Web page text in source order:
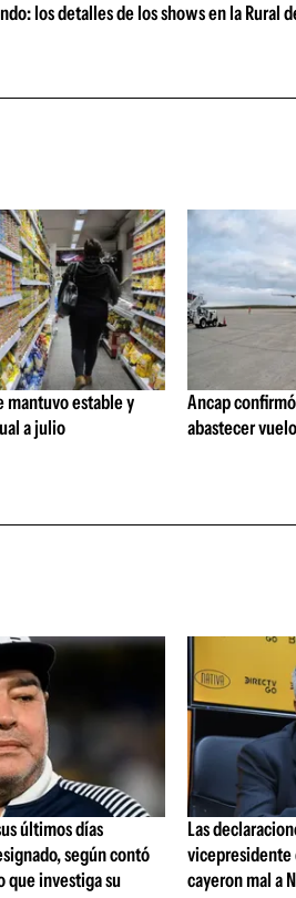
los detalles de los shows en la Rural
mantuvo estable y
a julio
Ancap
abastecer
últimos días
según contó
que investiga su
Las
vicepresidente
cayeron mal a